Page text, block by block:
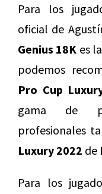
Para los
oficial de
Genius 18K es
podemos
Pro Cup
gama de
profesionales
Luxury 2022 de
Para los